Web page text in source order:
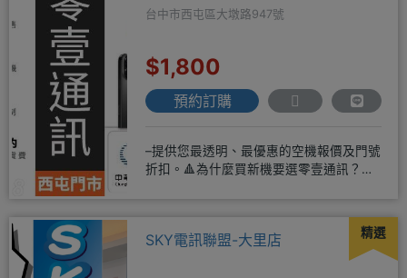
台中市西屯區大墩路947號
$1,800
預約訂購
–提供您最透明、最優惠的空機報價及門號
折扣。🔺為什麼買新機要選零壹通訊？
精選
SKY電訊聯盟-大里店